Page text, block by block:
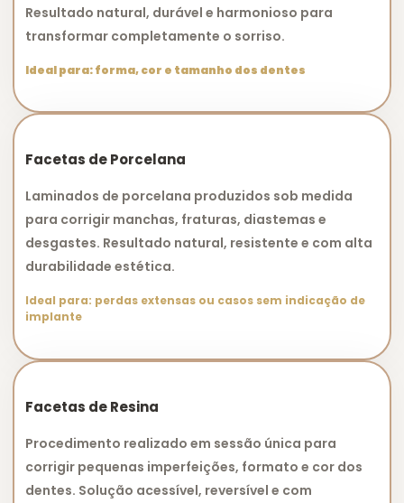
Resultado natural, durável e harmonioso para
transformar completamente o sorriso.
Ideal para: forma, cor e tamanho dos dentes
Facetas de Porcelana
Laminados de porcelana produzidos sob medida
para corrigir manchas, fraturas, diastemas e
desgastes. Resultado natural, resistente e com alta
durabilidade estética.
Ideal para: perdas extensas ou casos sem indicação de
implante
Facetas de Resina
Procedimento realizado em sessão única para
corrigir pequenas imperfeições, formato e cor dos
dentes. Solução acessível, reversível e com